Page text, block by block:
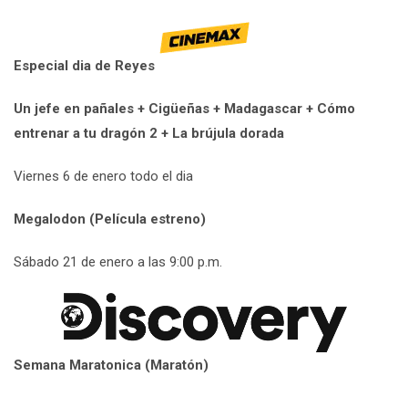
Especial dia de Reyes
Un jefe en pañales + Cigüeñas + Madagascar + Cómo
entrenar a tu dragón 2 + La brújula dorada
Viernes 6 de enero todo el dia
Megalodon (Película estreno)
Sábado 21 de enero a las 9:00 p.m.
Semana Maratonica (Maratón)